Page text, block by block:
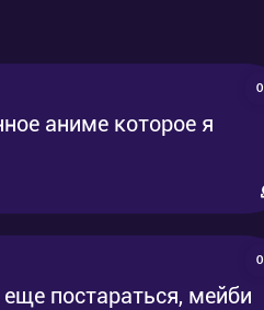
0
аниме которое я
0
постараться, мейби